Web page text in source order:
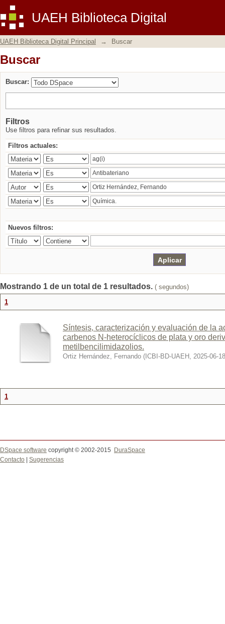
UAEH Biblioteca Digital
Buscar
UAEH Biblioteca Digital Principal → Buscar
Buscar
Buscar:
Filtros
Use filtros para refinar sus resultados.
Filtros actuales:
Nuevos filtros:
Mostrando 1 de un total de 1 resultados. ( segundos)
1
Síntesis, caracterización y evaluación de la
carbenos N-heterocíclicos de plata y oro
metilbencilimidazolios.
Ortiz Hernández, Fernando ( ICBI-BD-UAEH , 2025-06-18
1
DSpace software copyright © 2002-2015
DuraSpace
Contacto
Sugerencias